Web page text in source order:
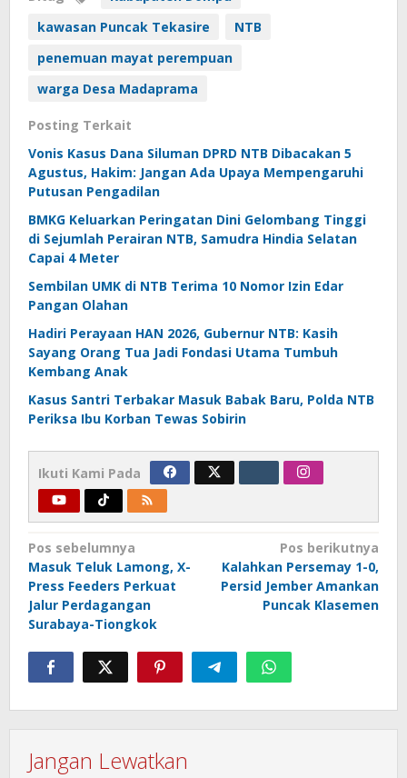
kawasan Puncak Tekasire
NTB
penemuan mayat perempuan
warga Desa Madaprama
Posting Terkait
Vonis Kasus Dana Siluman DPRD NTB Dibacakan 5
Agustus, Hakim: Jangan Ada Upaya Mempengaruhi
Putusan Pengadilan
BMKG Keluarkan Peringatan Dini Gelombang Tinggi
di Sejumlah Perairan NTB, Samudra Hindia Selatan
Capai 4 Meter
Sembilan UMK di NTB Terima 10 Nomor Izin Edar
Pangan Olahan
Hadiri Perayaan HAN 2026, Gubernur NTB: Kasih
Sayang Orang Tua Jadi Fondasi Utama Tumbuh
Kembang Anak
Kasus Santri Terbakar Masuk Babak Baru, Polda NTB
Periksa Ibu Korban Tewas Sobirin
Ikuti Kami Pada
Navigasi
pos
Pos sebelumnya
Masuk Teluk Lamong, X-
Press Feeders Perkuat
Jalur Perdagangan
Surabaya-Tiongkok
Pos berikutnya
Kalahkan Persemay 1-0,
Persid Jember Amankan
Puncak Klasemen
Jangan Lewatkan